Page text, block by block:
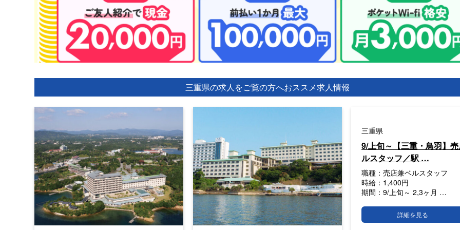
三重県の求人をご覧の方へおススメ求人情報
三重県
9/上旬～【三重・鳥羽】
ルスタッフ／駅 …
職種：売店兼ベルスタッフ
時給： 1,400円
期間：9/上旬～ 2,3ヶ月 …
詳細を見る